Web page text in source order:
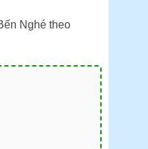
Nghé theo